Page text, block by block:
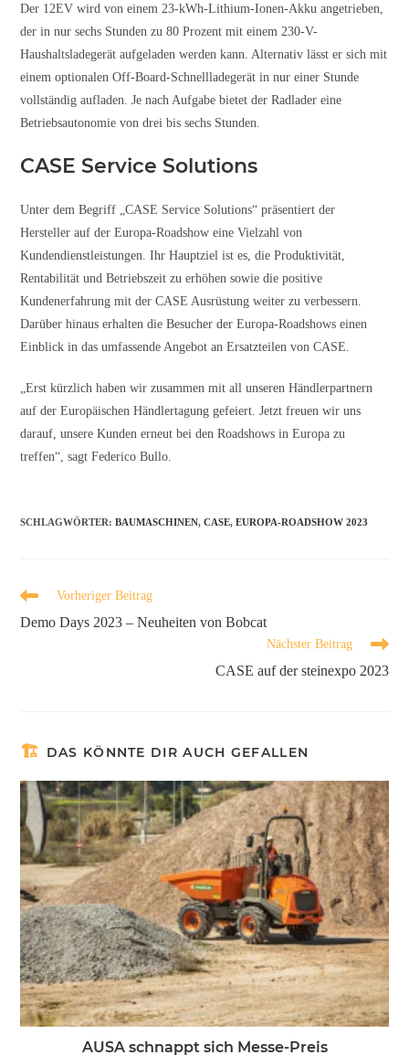
Der 12EV wird von einem 23-kWh-Lithium-Ionen-Akku angetrieben,
der in nur sechs Stunden zu 80 Prozent mit einem 230-V-
Haushaltsladegerät aufgeladen werden kann. Alternativ lässt er sich mit
einem optionalen Off-Board-Schnellladegerät in nur einer Stunde
vollständig aufladen. Je nach Aufgabe bietet der Radlader eine
Betriebsautonomie von drei bis sechs Stunden.
CASE Service Solutions
Unter dem Begriff „CASE Service Solutions“ präsentiert der
Hersteller auf der Europa-Roadshow eine Vielzahl von
Kundendienstleistungen. Ihr Hauptziel ist es, die Produktivität,
Rentabilität und Betriebszeit zu erhöhen sowie die positive
Kundenerfahrung mit der CASE Ausrüstung weiter zu verbessern.
Darüber hinaus erhalten die Besucher der Europa-Roadshows einen
Einblick in das umfassende Angebot an Ersatzteilen von CASE.
„Erst kürzlich haben wir zusammen mit all unseren Händlerpartnern
auf der Europäischen Händlertagung gefeiert. Jetzt freuen wir uns
darauf, unsere Kunden erneut bei den Roadshows in Europa zu
treffen“, sagt Federico Bullo.
SCHLAGWÖRTER:BAUMASCHINEN, CASE, EUROPA-ROADSHOW 2023
Vorheriger Beitrag
Demo Days 2023 – Neuheiten von Bobcat
Nächster Beitrag
CASE auf der steinexpo 2023
DAS KÖNNTE DIR AUCH GEFALLEN
AUSA schnappt sich Messe-Preis